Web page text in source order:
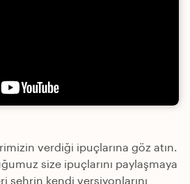
verdiği ipuçlarına göz atın.
size ipuçlarını paylaşmaya
şehrin kendi versiyonlarını